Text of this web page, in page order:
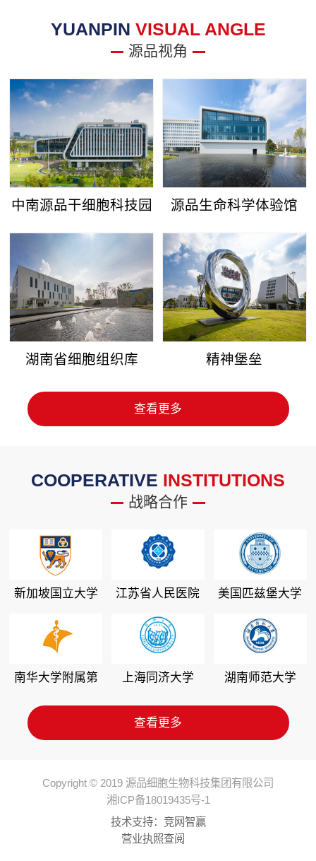
YUANPIN VISUAL ANGLE
源品视角
中南源品干细胞科技园 源品生命科学体验馆
湖南省细胞组织库 精神堡垒
查看更多
COOPERATIVE INSTITUTIONS
战略合作
新加坡国立大学 江苏省人民医院 美国匹兹堡大学
南华大学附属第
上海同济大学 湖南师范大学
查看更多
Copyright © 2019 源品细胞生物科技集团有限公司
湘ICP备18019435号-1
技术支持： 竞网智赢
营业执照查阅